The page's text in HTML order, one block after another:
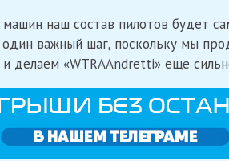
наш состав пилотов будет
важный шаг, поскольку мы
делаем «WTRAAndretti» еще